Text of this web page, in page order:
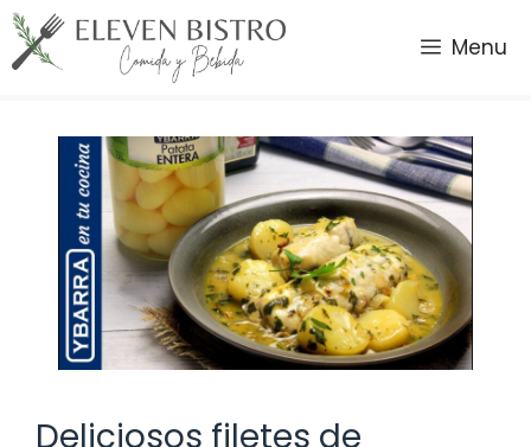
Saltar
al
contenido
Menu
Deliciosos filetes de